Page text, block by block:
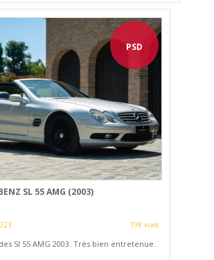
PSD
SL 55 AMG (2003)
198 vues
Sl 55 AMG 2003. Très bien entretenue.